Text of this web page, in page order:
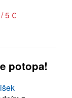
/ 5 €
potopa!